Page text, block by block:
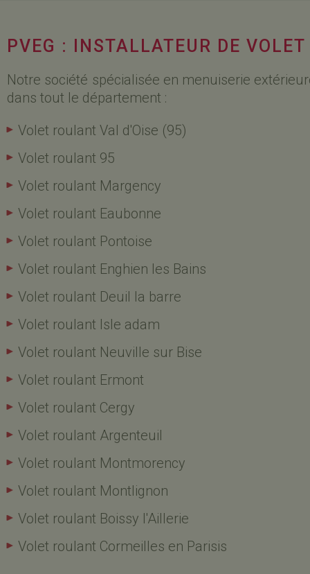
PVEG : INSTALLATEUR DE
Notre société spécialisée en menuiserie
dans tout le département :
Volet roulant Val d'Oise (95)
Volet roulant 95
Volet roulant Margency
Volet roulant Eaubonne
Volet roulant Pontoise
Volet roulant Enghien les Bains
Volet roulant Deuil la barre
Volet roulant Isle adam
Volet roulant Neuville sur Bise
Volet roulant Ermont
Volet roulant Cergy
Volet roulant Argenteuil
Volet roulant Montmorency
Volet roulant Montlignon
Volet roulant Boissy l'Aillerie
Volet roulant Cormeilles en Parisis